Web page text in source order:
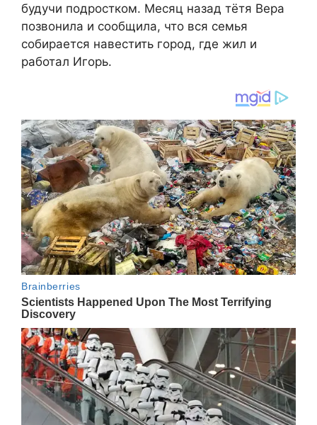
будучи подростком. Месяц назад тётя Вера
позвонила и сообщила, что вся семья
собирается навестить город, где жил и
работал Игорь.